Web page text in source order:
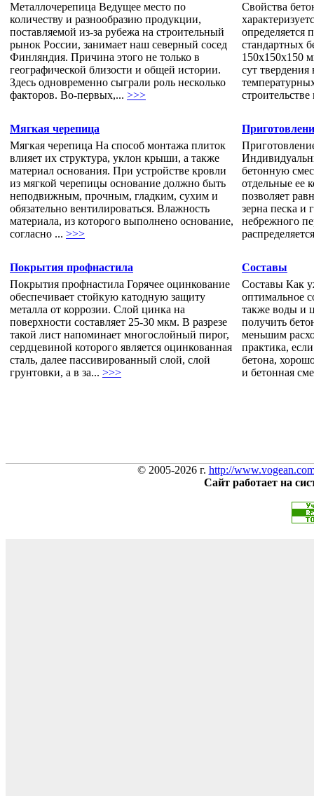
Металлочерепица Ведущее место по
количеству и разнообразию продукции,
поставляемой из-за рубежа на строительный
рынок России, занимает наш северный сосед
Финляндия. Причина этого не только в
географической близости и общей истории.
Здесь одновременно сыграли роль несколько
факторов. Во-первых,... >>>
Мягкая черепица
Мягкая черепица На способ монтажа плиток
влияет их структура, уклон крыши, а также
материал основания. При устройстве кровли
из мягкой черепицы основание должно быть
неподвижным, прочным, гладким, сухим и
обязательно вентилироваться. Влажность
материала, из которого выполнено основание,
согласно ... >>>
Покрытия профнастила
Покрытия профнастила Горячее оцинкование
обеспечивает стойкую катодную защиту
металла от коррозии. Слой цинка на
поверхности составляет 25-30 мкм. В разрезе
такой лист напоминает многослойный пирог,
сердцевиной которого является оцинкованная
сталь, далее пассивированный слой, слой
грунтовки, а в за... >>>
Свойства
определяется
стандартных
150x150x150
сут
бетонную
отдельные ее
позволяет
зерна песка и
небрежного
Составы
Составы Как
оптимальное
также воды и
получить
меньшим
практика,
бетона,
и бетонная
© 2005-2026 г. http://
Сайт работает на